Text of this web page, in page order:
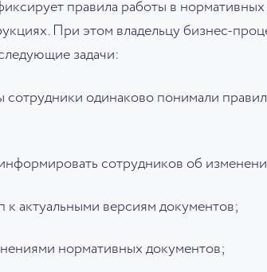
правила работы в
При этом владельцу бизнес-
задачи:
сотрудники одинаково понимали
сотрудников об
к актуальными версиям документов;
нормативных документов;